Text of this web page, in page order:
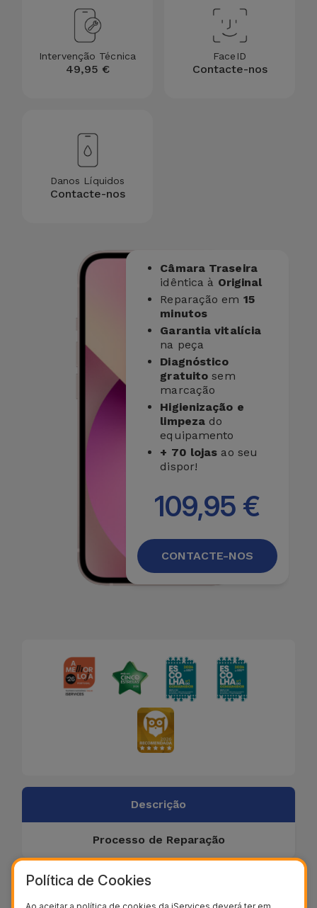
Intervenção Técnica
49,95 €
FaceID
Contacte-nos
Danos Líquidos
Contacte-nos
Câmara Traseira
idêntica à Original
Reparação em 15
minutos
Garantia vitalícia
na peça
Diagnóstico
gratuito sem
marcação
Higienização e
limpeza do
equipamento
+ 70 lojas ao seu
dispor!
109,95 €
CONTACTE-NOS
Descrição
Processo de Reparação
Política de Cookies